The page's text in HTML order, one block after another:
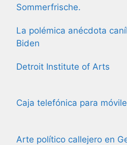
Sommerfrische.
La polémica anécdota
Biden
Detroit Institute of Arts
Caja telefónica para
Arte político callejero en